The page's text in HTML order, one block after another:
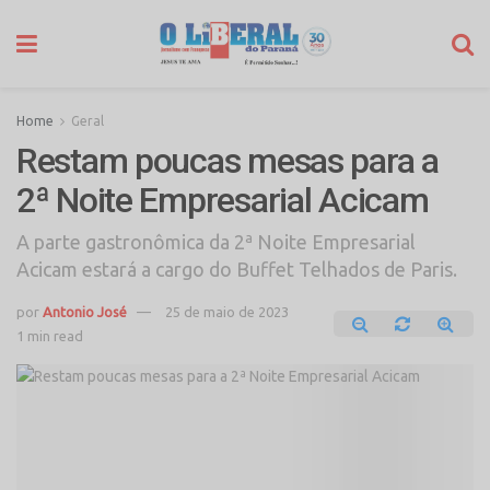
Home Geral
Restam poucas mesas para a
2ª Noite Empresarial Acicam
A parte gastronômica da 2ª Noite Empresarial
Acicam estará a cargo do Buffet Telhados de Paris.
por Antonio José
25 de maio de 2023
1 min read